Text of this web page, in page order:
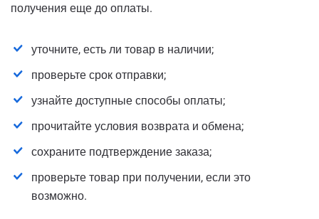
получения еще до оплаты.
уточните, есть ли товар в наличии;
проверьте срок отправки;
узнайте доступные способы оплаты;
прочитайте условия возврата и обмена;
сохраните подтверждение заказа;
проверьте товар при получении, если это
возможно.